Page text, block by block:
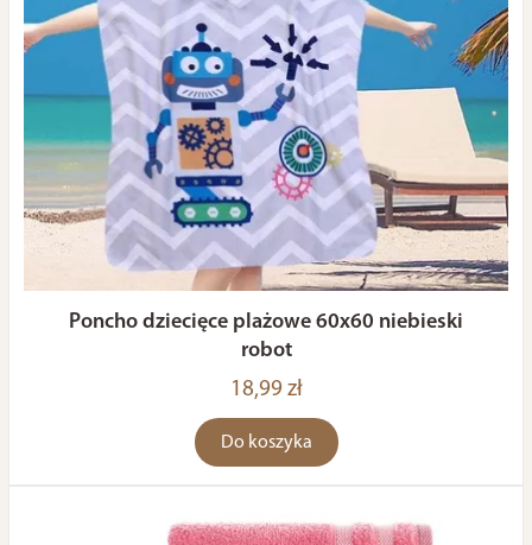
Poncho dziecięce plażowe 60x60 niebieski
robot
18,99 zł
Do koszyka